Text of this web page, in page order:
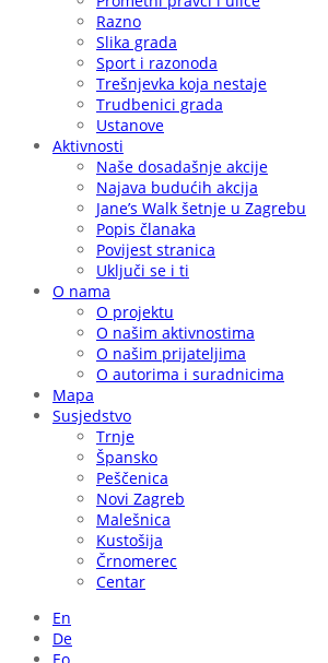
Razno
Slika grada
Sport i razonoda
Trešnjevka koja nestaje
Trudbenici grada
Ustanove
Aktivnosti
Naše dosadašnje akcije
Najava budućih akcija
Jane’s Walk šetnje u Zagrebu
Popis članaka
Povijest stranica
Uključi se i ti
O nama
O projektu
O našim aktivnostima
O našim prijateljima
O autorima i suradnicima
Mapa
Susjedstvo
Trnje
Špansko
Peščenica
Novi Zagreb
Malešnica
Kustošija
Črnomerec
Centar
En
De